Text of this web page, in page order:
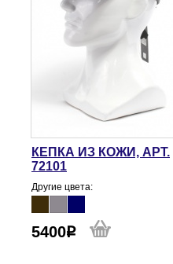
КЕПКА ИЗ КОЖИ, АРТ.
72101
Другие цвета:
5400